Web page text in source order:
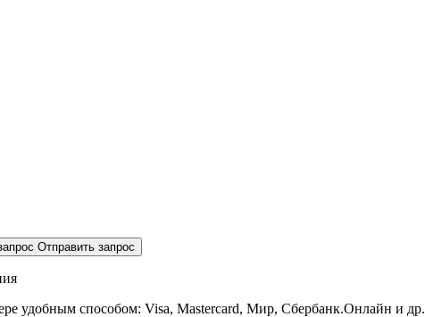
Отправить запрос
удобным способом: Visa, Mastercard, Мир, Сбербанк.Онлайн и др.